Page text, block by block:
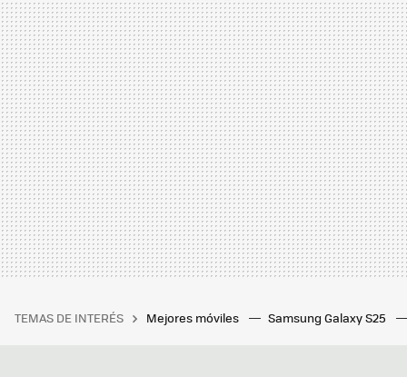
TEMAS DE INTERÉS Mejores móviles Samsung Galaxy S25